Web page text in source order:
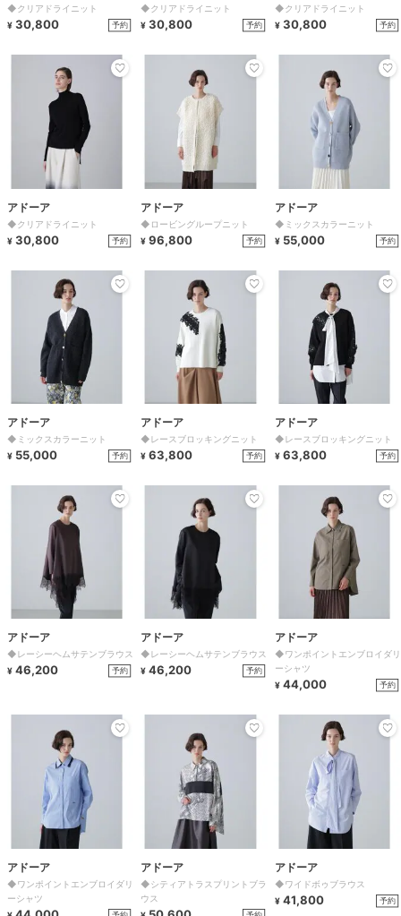
◆クリアドライニット
¥ 30,800 予約
◆クリアドライニット
¥ 30,800 予約
◆クリアドライニット
¥ 30,800 予約
アドーア
◆クリアドライニット
¥ 30,800 予約
アドーア
◆ロービングループニット
¥ 96,800 予約
アドーア
◆ミックスカラーニット
¥ 55,000 予約
アドーア
◆ミックスカラーニット
¥ 55,000 予約
アドーア
◆レースブロッキングニット
¥ 63,800 予約
アドーア
◆レースブロッキングニット
¥ 63,800 予約
アドーア
◆レーシーヘムサテンブラウス
¥ 46,200 予約
アドーア
◆レーシーヘムサテンブラウス
¥ 46,200 予約
アドーア
◆ワンポイントエンブロイダリ
ーシャツ
¥ 44,000 予約
アドーア
◆ワンポイントエンブロイダリ
ーシャツ
アドーア
◆シティアトラスプリントブラ
ウス
アドーア
◆ワイドボゥブラウス
¥ 41,800 予約